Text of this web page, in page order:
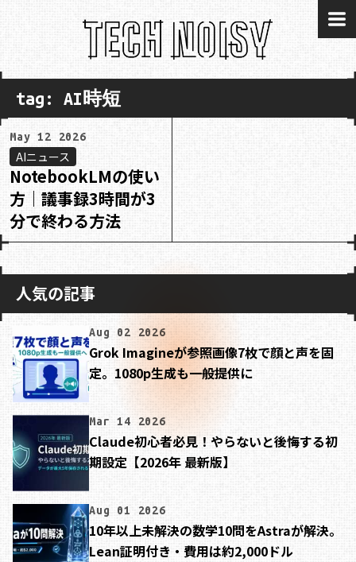
tag: AI時短
May 12 2026
AIニュース
NotebookLMの使い
方｜議事録3時間が3
分で終わる方法
人気の記事
Aug 02 2026
Grok Imagineが参照画像7枚で顔と声を固
定。1080p生成も一般提供に
Mar 14 2026
Claude初心者必見！やらないと後悔する初
期設定【2026年 最新版】
Aug 01 2026
10年以上未解決の数学10問をAstraが解決。
Lean証明付き・費用は約2,000ドル